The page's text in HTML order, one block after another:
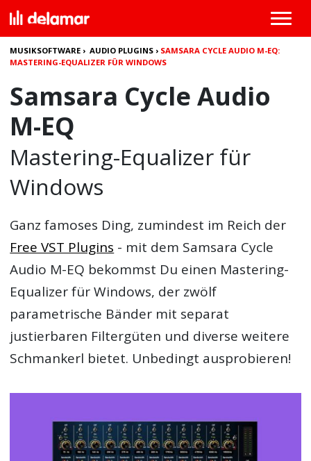
MUSIKSOFTWARE ›AUDIO PLUGINS › SAMSARA CYCLE AUDIO M-EQ:
MASTERING-EQUALIZER FÜR WINDOWS
Samsara Cycle Audio
M-EQ
Mastering-Equalizer für
Windows
Ganz famoses Ding, zumindest im Reich der
Free VST Plugins - mit dem Samsara Cycle
Audio M-EQ bekommst Du einen Mastering-
Equalizer für Windows, der zwölf
parametrische Bänder mit separat
justierbaren Filtergüten und diverse weitere
Schmankerl bietet. Unbedingt ausprobieren!